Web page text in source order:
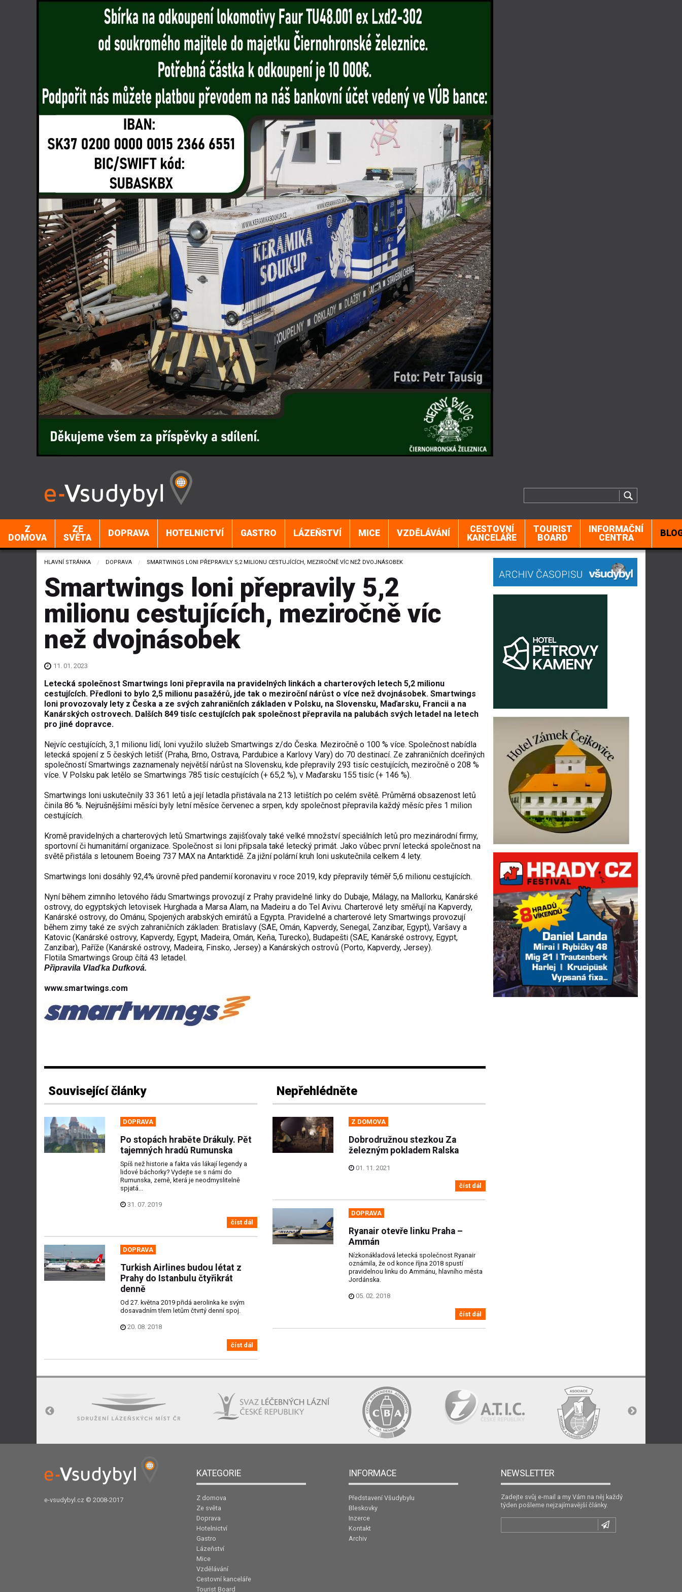
Z
DOMOVA
ZE
SVĚTA
DOPRAVA HOTELNICTVÍ GASTRO LÁZEŇSTVÍ MICE VZDĚLÁVÁNÍ
CESTOVNÍ
KANCELÁŘE
TOURIST
BOARD
INFORMAČNÍ
CENTRA
HLAVNÍ STRÁNKA DOPRAVA CURRENT:
SMARTWINGS LONI PŘEPRAVILY 5,2 MILIONU CESTUJÍCÍCH, MEZIROČNĚ VÍC NEŽ DVOJNÁSOBEK
Smartwings loni přepravily 5,2
milionu cestujících, meziročně víc
než dvojnásobek
11. 01. 2023
Letecká společnost Smartwings loni přepravila na pravidelných linkách a charterových letech 5,2 milionu
cestujících. Předloni to bylo 2,5 milionu pasažérů, jde tak o meziroční nárůst o více než dvojnásobek. Smartwings
loni provozovaly lety z Česka a ze svých zahraničních základen v Polsku, na Slovensku, Maďarsku, Francii a na
Kanárských ostrovech. Dalších 849 tisíc cestujících pak společnost přepravila na palubách svých letadel na letech
pro jiné dopravce.
Nejvíc cestujících, 3,1 milionu lidí, loni využilo služeb Smartwings z/do Česka. Meziročně o 100 % více. Společnost nabídla
letecká spojení z 5 českých letišť (Praha, Brno, Ostrava, Pardubice a Karlovy Vary) do 70 destinací. Ze zahraničních dceřiných
společností Smartwings zaznamenaly největší nárůst na Slovensku, kde přepravily 293 tisíc cestujících, meziročně o 208 %
více. V Polsku pak letělo se Smartwings 785 tisíc cestujících (+ 65,2 %), v Maďarsku 155 tisíc (+ 146 %).
Smartwings loni uskutečnily 33 361 letů a její letadla přistávala na 213 letištích po celém světě. Průměrná obsazenost letů
činila 86 %. Nejrušnějšími měsíci byly letní měsíce červenec a srpen, kdy společnost přepravila každý měsíc přes 1 milion
cestujících.
Kromě pravidelných a charterových letů Smartwings zajišťovaly také velké množství speciálních letů pro mezinárodní firmy,
sportovní či humanitární organizace. Společnost si loni připsala také letecký primát. Jako vůbec první letecká společnost na
světě přistála s letounem Boeing 737 MAX na Antarktidě. Za jižní polární kruh loni uskutečnila celkem 4 lety.
Smartwings loni dosáhly 92,4% úrovně před pandemií koronaviru v roce 2019, kdy přepravily téměř 5,6 milionu cestujících.
Nyní během zimního letového řádu Smartwings provozují z Prahy pravidelné linky do Dubaje, Málagy, na Mallorku, Kanárské
ostrovy, do egyptských letovisek Hurghada a Marsa Alam, na Madeiru a do Tel Avivu. Charterové lety směřují na Kapverdy,
Kanárské ostrovy, do Ománu, Spojených arabských emirátů a Egypta. Pravidelné a charterové lety Smartwings provozují
během zimy také ze svých zahraničních základen: Bratislavy (SAE, Omán, Kapverdy, Senegal, Zanzibar, Egypt), Varšavy a
Katovic (Kanárské ostrovy, Kapverdy, Egypt, Madeira, Omán, Keňa, Turecko), Budapešti (SAE, Kanárské ostrovy, Egypt,
Zanzibar), Paříže (Kanárské ostrovy, Madeira, Finsko, Jersey) a Kanárských ostrovů (Porto, Kapverdy, Jersey).
Flotila Smartwings Group čítá 43 letadel.
Připravila Vlaďka Dufková.
www.smartwings.com
Související články
DOPRAVA
Po stopách hraběte Drákuly. Pět
tajemných hradů Rumunska
Spíš než historie a fakta vás lákají legendy a
lidové báchorky? Vydejte se s námi do
Rumunska, země, která je neodmyslitelně
spjatá...
31. 07. 2019
číst dál
DOPRAVA
Turkish Airlines budou létat z
Prahy do Istanbulu čtyřikrát
denně
Od 27. května 2019 přidá aerolinka ke svým
dosavadním třem letům čtvrtý denní spoj.
20. 08. 2018
číst dál
Nepřehlédněte
Z DOMOVA
Dobrodružnou stezkou Za
železným pokladem Ralska
01. 11. 2021
číst dál
DOPRAVA
Ryanair otevře linku Praha –
Ammán
Nízkonákladová letecká společnost Ryanair
oznámila, že od konce října 2018 spustí
pravidelnou linku do Ammánu, hlavního města
Jordánska.
05. 02. 2018
číst dál
e-vsudybyl.cz © 2008-2017
KATEGORIE
Z domova
Ze světa
Doprava
Hotelnictví
Gastro
Lázeňství
Mice
Vzdělávání
Cestovní kanceláře
Tourist Board
INFORMACE
Představení Všudybylu
Bleskovky
Inzerce
Kontakt
Archiv
NEWSLETTER
Zadejte svůj e-mail a my Vám na něj každý
týden pošleme nejzajímavější články.